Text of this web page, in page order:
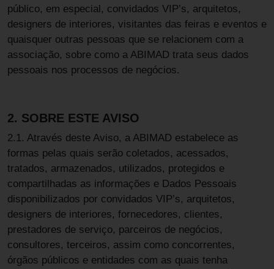
público, em especial, convidados VIP’s, arquitetos,
designers de interiores, visitantes das feiras e eventos e
quaisquer outras pessoas que se relacionem com a
associação, sobre como a ABIMAD trata seus dados
pessoais nos processos de negócios.
2. SOBRE ESTE AVISO
2.1. Através deste Aviso, a ABIMAD estabelece as
formas pelas quais serão coletados, acessados,
tratados, armazenados, utilizados, protegidos e
compartilhadas as informações e Dados Pessoais
disponibilizados por convidados VIP’s, arquitetos,
designers de interiores, fornecedores, clientes,
prestadores de serviço, parceiros de negócios,
consultores, terceiros, assim como concorrentes,
órgãos públicos e entidades com as quais tenha